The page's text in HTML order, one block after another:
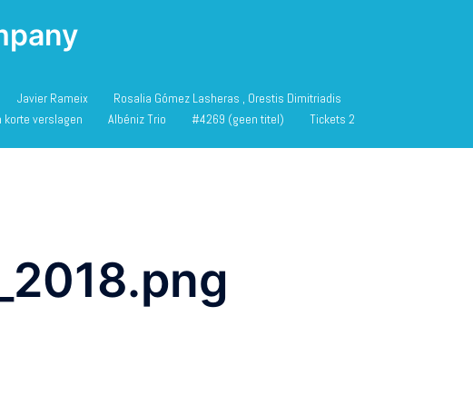
Javier Rameix
Rosalia Gómez Lasheras , Orestis Dimitriadis
korte verslagen Albéniz Trio #4269 (geen titel) Tickets 2